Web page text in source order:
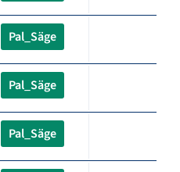
Pal_Säge
Pal_Säge
Pal_Säge